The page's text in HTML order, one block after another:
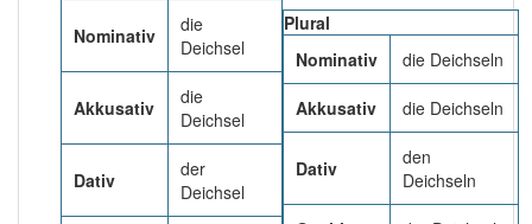
Nominativ
die
Deichsel
Akkusativ
die
Deichsel
Dativ
der
Deichsel
Plural
Nominativ
die Deichseln
Akkusativ die Deichseln
Dativ
den
Deichseln